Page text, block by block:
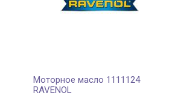
Моторное масло 1111124
RAVENOL